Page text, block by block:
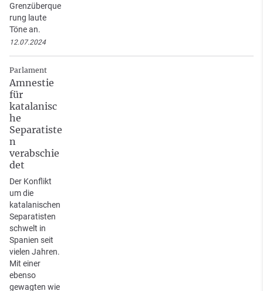
Grenzüberque
rung laute
Töne an.
12.07.2024
Parlament
Amnestie
für
katalanisc
he
Separatiste
n
verabschie
det
Der Konflikt
um die
katalanischen
Separatisten
schwelt in
Spanien seit
vielen Jahren.
Mit einer
ebenso
gewagten wie